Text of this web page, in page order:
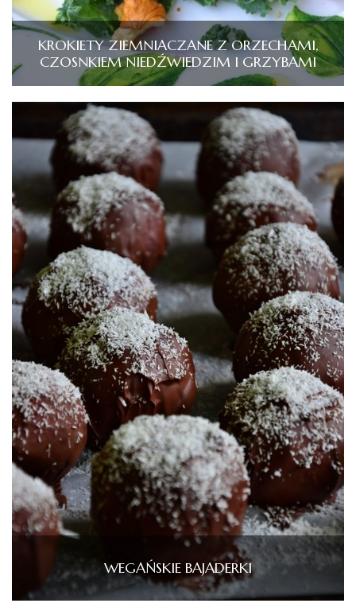
KROKIETY ZIEMNIACZANE Z ORZECHAMI,
CZOSNKIEM NIEDŹWIEDZIM I GRZYBAMI
WEGAŃSKIE BAJADERKI